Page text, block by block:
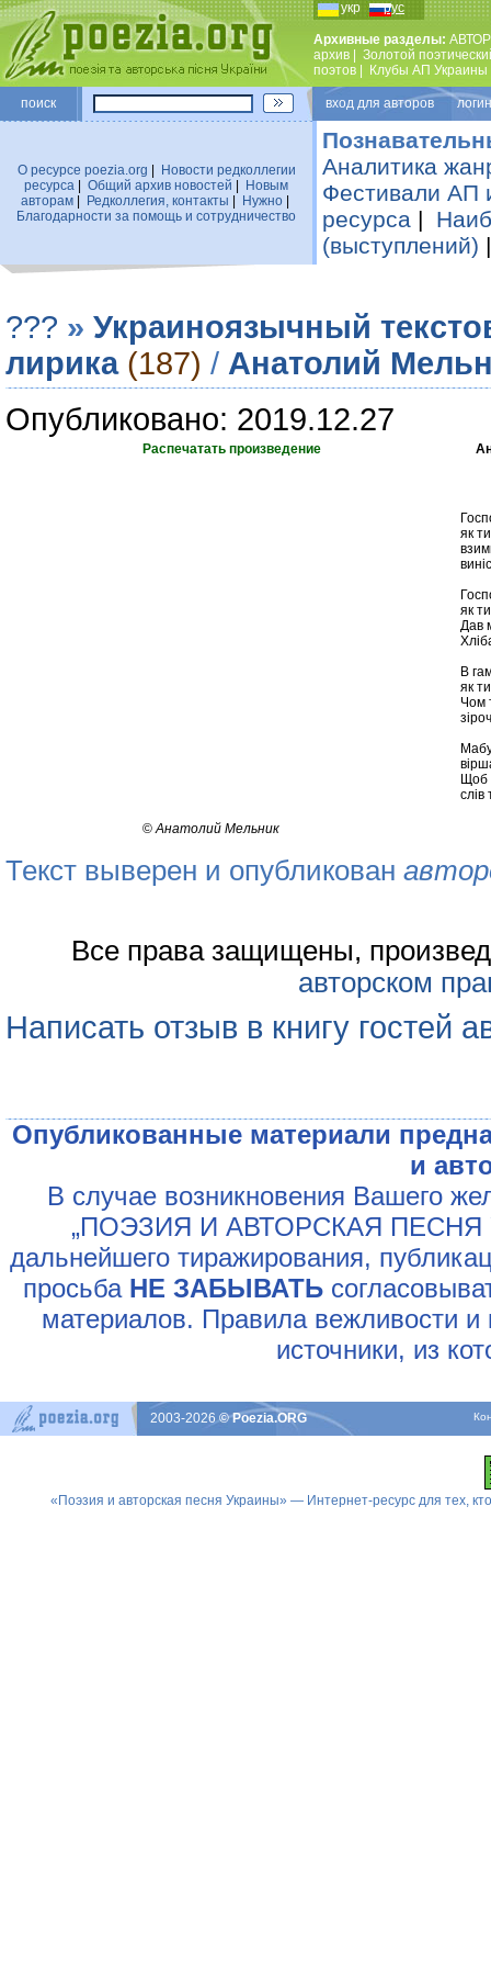
укр рус
Архивные разделы:
архив
Золотой
поэтов
Клубы АП Украины
поиск вход для авторов
О ресурсе poezia.org
Новости редколлегии
ресурса
Общий архив новостей
Новым
авторам| Редколлегия, контакты Нужно|
Благодарности за помощь и сотрудничество
Аналитика
Фестивали АП
ресурса |
(выступлений)
??? » Украиноязычный
лирика (187) / Анатолий
Опубликовано: 2019.12.27
Распечатать произведение
як
як
Дав
В
як
Чом
Щоб
слів
©Анатолий Мельник
Текст выверен и опубликован
Все права защищены,
авторском
Написать отзыв в книгу гостей
Опубликованные материали
и
В случае возникновения Вашего
„ПОЭЗИЯ И АВТОРСКАЯ ПЕСНЯ
дальнейшего тиражирования,
просьба НЕ ЗАБЫВАТЬ
материалов. Правила вежливости и
источники, из
2003-2026© Poezia.ORG
«Поэзия и авторская песня Украины» — Интернет-ресурс для тех,